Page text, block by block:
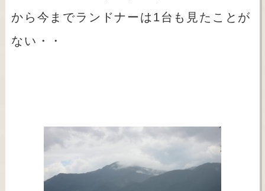
から今までランドナーは1台も見たことが
ない・・